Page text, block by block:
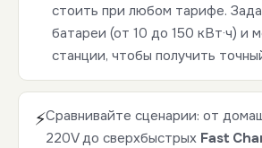
стоить при любом тарифе.
батареи (от 10 до 150 кВт·ч) и
станции, чтобы получить
⚡Сравнивайте сценарии: от
220V до сверхбыстрых Fast